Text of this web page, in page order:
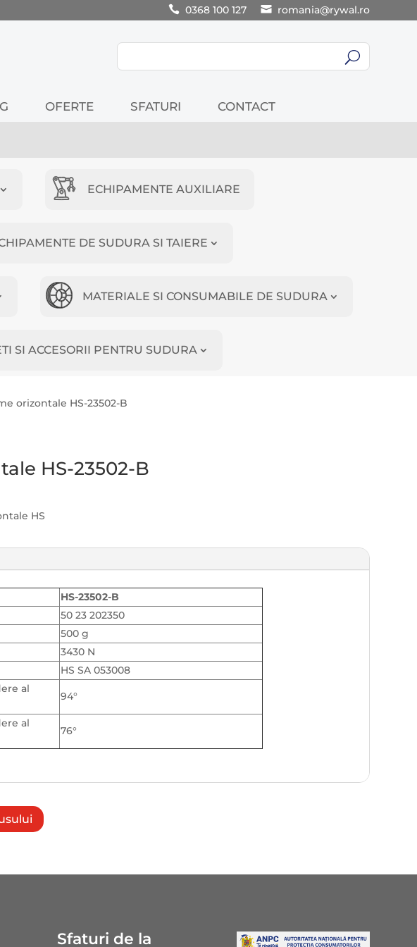
0368 100 127 romania@rywal.ro
U
OFERTE SFATURI CONTACT
ECHIPAMENTE AUXILIARE
DE SUDURA SI TAIERE
MATERIALE SI CONSUMABILE DE SUDURA
SI ACCESORII PENTRU SUDURA
orizontale HS-23502-B
HS-23502-B
HS
HS-23502-B
50 23 202350
500 g
3430 N
HS SA 053008
al
94°
al
76°
Sfaturi de la